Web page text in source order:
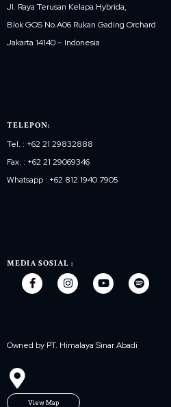
Jl. Raya Terusan Kelapa Hybrida,
Blok GOS No.A06 Rukan Gading Orchard
Jakarta 14140 – Indonesia
TELEPON:
Tel. : +62 21 29832888
Fax. : +62 21 29069346
Whatsapp : +62 812 1940 7905
MEDIA SOSIAL :
Owned by PT. Himalaya Sinar Abadi
View Map